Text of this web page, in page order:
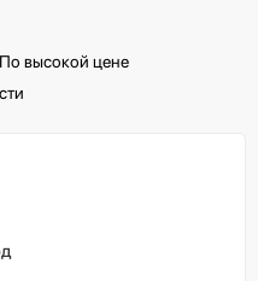
По высокой цене